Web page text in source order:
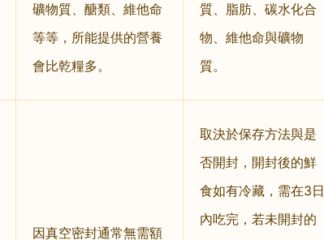
礦物質、醣類、維他命
等等，所能提供的營養
會比乾糧多。
質、脂肪、碳水化合
物、維他命與礦物
質。
因真空密封通常無需額
取決於保存方法與是
否開封，開封後的鮮
食如有冷藏，需在3日
內吃完，若未開封的